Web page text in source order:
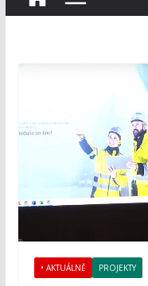
• AKTUÁLNĚ PROJEKTY